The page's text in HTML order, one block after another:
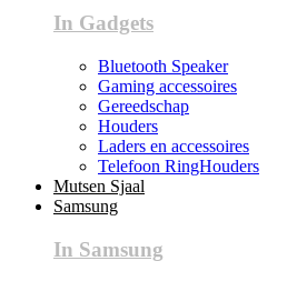
In Gadgets
Bluetooth Speaker
Gaming accessoires
Gereedschap
Houders
Laders en accessoires
Telefoon RingHouders
Mutsen Sjaal
Samsung
In Samsung